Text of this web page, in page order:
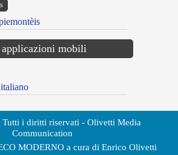
applicazioni mobili
i diritti riservati - Olivetti Media
Communication
MODERNO a cura di Enrico Olivetti